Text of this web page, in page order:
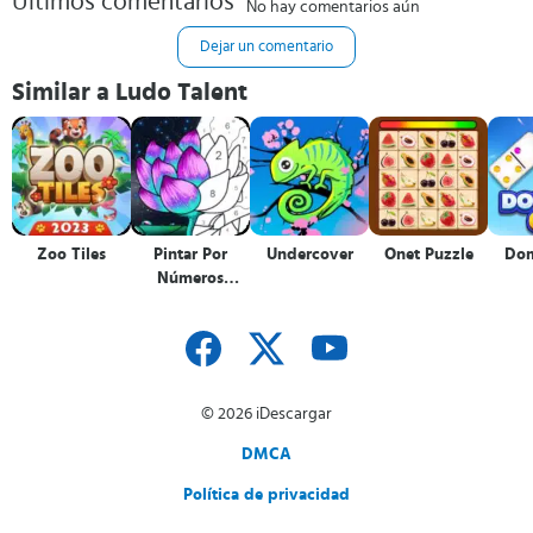
No hay comentarios aún
Dejar un comentario
Similar a Ludo Talent
Zoo Tiles
Pintar Por
Números
Undercover Onet Puzzle
© 2026 iDescargar
DMCA
Política de privacidad